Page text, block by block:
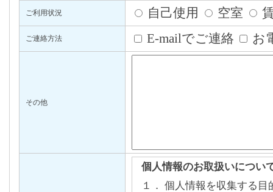
ご利用状況 自己使用 空室
ご連絡方法 E-mailでご連絡 お
その他
個人情報のお取扱いについ
１． 個人情報を収集する目